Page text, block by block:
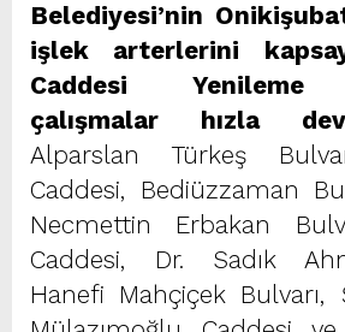
Belediyesi’nin
işlek arterlerini
Caddesi Yenileme
çalışmalar hızla
Alparslan Türkeş
Caddesi, Bediüzzaman
Necmettin Erbakan
Caddesi, Dr. Sadık
Hanefi Mahçiçek Bulvarı,